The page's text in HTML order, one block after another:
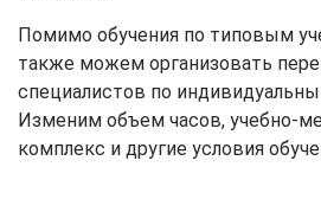
Помимо обучения по типовым
также можем организовать
специалистов по
Изменим объем часов, учебно-
комплекс и другие условия